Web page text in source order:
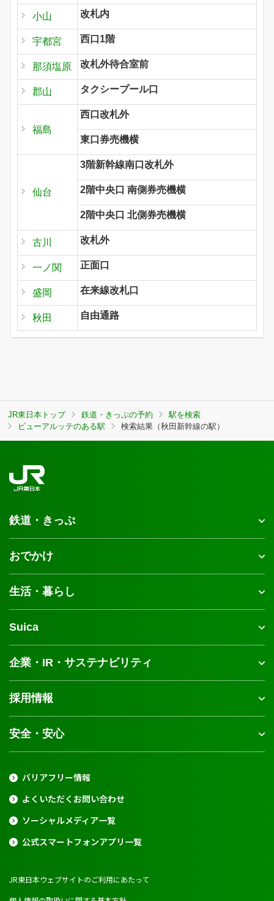
小山 改札内
宇都宮 西口1階
那須塩原 改札外待合室前
郡山 タクシープール口
福島
西口改札外
東口券売機横
仙台
3階新幹線南口改札外
2階中央口 南側券売機横
2階中央口 北側券売機横
古川 改札外
一ノ関 正面口
盛岡 在来線改札口
秋田 自由通路
JR東日本トップ 鉄道・きっぷの予約
駅を検索
ビューアルッテのある駅
検索結果（秋田新幹線の駅）
鉄道・きっぷ
おでかけ
生活・暮らし
Suica
企業・IR・サステナビリティ
採用情報
安全・安心
バリアフリー情報
よくいただくお問い合わせ
ソーシャルメディア一覧
公式スマートフォンアプリ一覧
JR東日本ウェブサイトのご利用にあたって